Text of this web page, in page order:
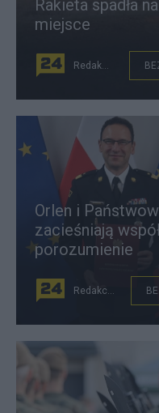
Rakieta spadła
miejsce
Redakcja
Orlen i
zacieśniają
porozumienie
Redakcja